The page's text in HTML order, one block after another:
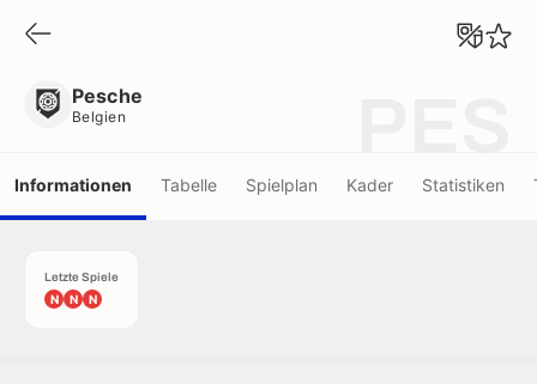
Pesche
Belgien
Informationen Tabelle Spielplan Kader Statistiken
Letzte Spiele
N N N